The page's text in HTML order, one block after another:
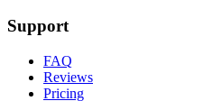
Support
FAQ
Reviews
Pricing